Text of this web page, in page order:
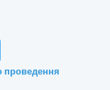
проведення